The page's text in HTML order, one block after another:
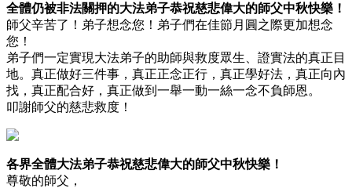
全體仍被非法關押的大法弟子恭祝慈悲偉大的師父中秋快樂！
師父辛苦了！弟子想念您！弟子們在佳節月圓之際更加想念
您！
弟子們一定實現大法弟子的助師與救度眾生、證實法的真正目
地。真正做好三件事，真正正念正行，真正學好法，真正向內
找，真正配合好，真正做到一舉一動一絲一念不負師恩。
叩謝師父的慈悲救度！
各界全體大法弟子恭祝慈悲偉大的師父中秋快樂！
尊敬的師父，